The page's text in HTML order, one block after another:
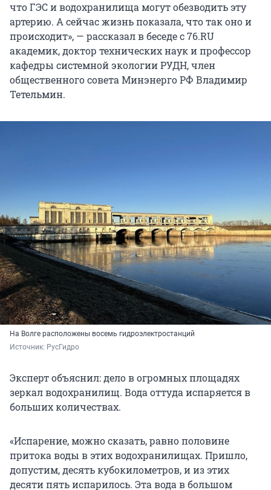
что ГЭС и водохранилища могут обезводить эту
артерию. А сейчас жизнь показала, что так оно и
происходит», — рассказал в беседес 76.RU
академик, доктор технических наук и профессор
кафедры системной экологии РУДН, член
общественного совета Минэнерго РФ Владимир
Тетельмин.
На Волге расположены восемь гидроэлектростанций
Источник: РусГидро
Эксперт объяснил: дело в огромных площадях
зеркал водохранилищ. Вода оттуда испаряется в
больших количествах.
«Испарение, можно сказать, равно половине
притока воды в этих водохранилищах. Пришло,
допустим, десять кубокилометров, и из этих
десяти пять испарилось. Эта вода в большом